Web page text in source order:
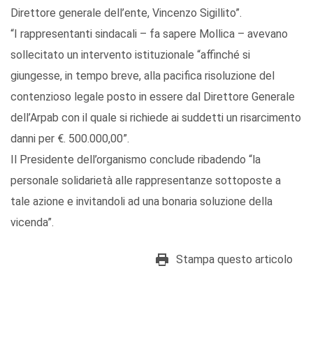
Direttore generale dell’ente, Vincenzo Sigillito”.
“I rappresentanti sindacali – fa sapere Mollica – avevano
sollecitato un intervento istituzionale “affinché si
giungesse, in tempo breve, alla pacifica risoluzione del
contenzioso legale posto in essere dal Direttore Generale
dell’Arpab con il quale si richiede ai suddetti un risarcimento
danni per €. 500.000,00”.
Il Presidente dell’organismo conclude ribadendo “la
personale solidarietà alle rappresentanze sottoposte a
tale azione e invitandoli ad una bonaria soluzione della
vicenda”.
Stampa questo articolo